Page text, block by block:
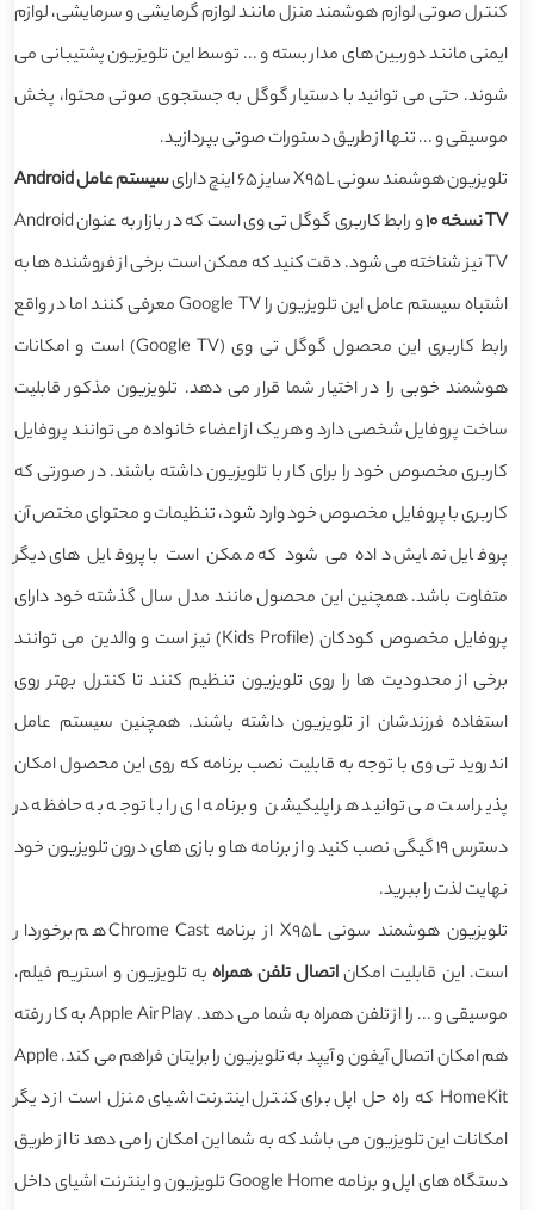
کنترل صوتی لوازم هوشمند منزل مانند لوازم گرمایشی و سرمایشی، لوازم
ایمنی مانند دوربین های مدار بسته و ... توسط این تلویزیون پشتیبانی می
شوند. حتی می توانید با دستیار گوگل به جستجوی صوتی محتوا، پخش
موسیقی و ... تنها از طریق دستورات صوتی بپردازید.
تلویزیون هوشمند سونی X95L سایز 65 اینچ دارای
سیستم عامل Android
TV نسخه 10
و رابط کاربری گوگل تی وی است که در بازار به عنوان Android
TV نیز شناخته می شود. دقت کنید که ممکن است برخی از فروشنده ها به
اشتباه سیستم عامل این تلویزیون را Google TV معرفی کنند اما در واقع
رابط کاربری این محصول گوگل تی وی (Google TV) است و امکانات
هوشمند خوبی را در اختیار شما قرار می دهد. تلویزیون مذکور قابلیت
ساخت پروفایل شخصی دارد و هر یک از اعضاء خانواده می توانند پروفایل
کاربری مخصوص خود را برای کار با تلویزیون داشته باشند. در صورتی که
کاربری با پروفایل مخصوص خود وارد شود، تنظیمات و محتوای مختص آن
پروفایل نمایش داده می شود که ممکن است با پروفایل های دیگر
متفاوت باشد. همچنین این محصول مانند مدل سال گذشته خود دارای
پروفایل مخصوص کودکان (Kids Profile) نیز است و والدین می توانند
برخی از محدودیت ها را روی تلویزیون تنظیم کنند تا کنترل بهتر روی
استفاده فرزندشان از تلویزیون داشته باشند. همچنین سیستم عامل
اندروید تی وی با توجه به قابلیت نصب برنامه که روی این محصول امکان
پذیر است می توانید هر اپلیکیشن و برنامه ای را با توجه به حافظه در
دسترس 19 گیگی نصب کنید و از برنامه ها و بازی های درون تلویزیون خود
نهایت لذت را ببرید.
تلویزیون هوشمند سونی X95L از برنامه Chrome Cast هم برخوردار
است. این قابلیت امکاناتصال تلفن همراهبه تلویزیون و استریم فیلم،
موسیقی و ... را از تلفن همراه به شما می دهد. Apple Air Play به کار رفته
هم امکان اتصال آیفون و آیپد به تلویزیون را برایتان فراهم می کند. Apple
HomeKit که راه حل اپل برای کنترل اینترنت اشیای منزل است از دیگر
امکانات این تلویزیون می باشد که به شما این امکان را می دهد تا از طریق
دستگاه های اپل و برنامه Google Home تلویزیون و اینترنت اشیای داخل